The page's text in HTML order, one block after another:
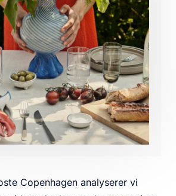
Copenhagen analyserer vi